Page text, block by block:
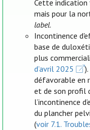
Cette indication
mais pour la
label.
Incontinence
base de
plus
d’avril 2025
défavorable en
et de son profil
l’incontinence
du plancher
(voir 7.1.